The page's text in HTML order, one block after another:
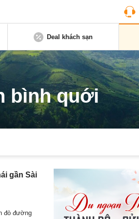
Deal khách sạn
bình quới
gần Sài
đò đường